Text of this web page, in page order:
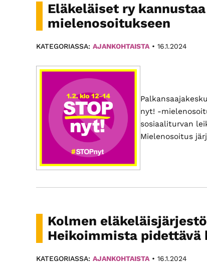
Eläkeläiset ry
mielenosoitukseen
KATEGORIASSA: AJANKOHTAISTA • 16.1.2024
nyt! -
sosiaaliturvan
Mielenosoitus
Kolmen
Heikoimmista pidettävä
KATEGORIASSA: AJANKOHTAISTA • 16.1.2024